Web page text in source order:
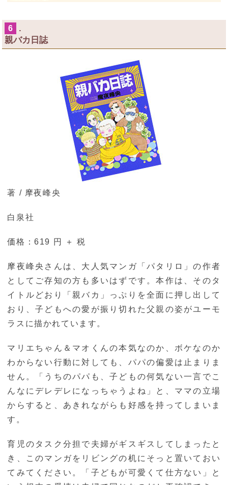
6
.
親バカ日誌
著 / 摩夜峰央
白泉社
価格：619 円 ＋ 税
摩夜峰央さんは、大人気マンガ「パタリロ」の作者
としてご存知の方も多いはずです。本作は、そのタ
イトルどおり「親バカ」っぷりを全面に押し出して
おり、子どもへの愛が振り切れた父親の姿がユーモ
ラスに描かれています。
マリエちゃん＆マオくんの本気なのか、ボケなのか
わからない行動に対しても、パパの偏愛は止まりま
せん。「うちのパパも、子どもの何気ない一言でこ
んなにデレデレになっちゃうよね」と、ママの立場
からすると、あきれながらも好感を持ってしまいま
す。
育児のタスク分担で夫婦がギスギスしてしまったと
き、このマンガをリビングの机にそっと置いておい
てみてください。「子どもが可愛くて仕方ない」と